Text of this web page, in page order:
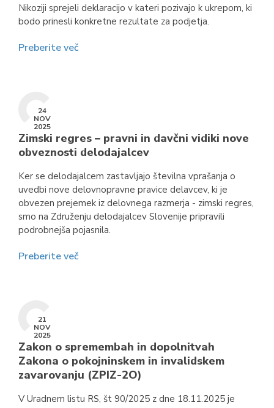
Nikoziji sprejeli deklaracijo v kateri pozivajo k ukrepom, ki
bodo prinesli konkretne rezultate za podjetja.
Preberite več
24
NOV
2025
Zimski regres – pravni in davčni vidiki nove
obveznosti delodajalcev
Ker se delodajalcem zastavljajo številna vprašanja o
uvedbi nove delovnopravne pravice delavcev, ki je
obvezen prejemek iz delovnega razmerja - zimski regres,
smo na Združenju delodajalcev Slovenije pripravili
podrobnejša pojasnila.
Preberite več
21
NOV
2025
Zakon o spremembah in dopolnitvah
Zakona o pokojninskem in invalidskem
zavarovanju (ZPIZ-2O)
V Uradnem listu RS, št 90/2025 z dne 18.11.2025 je